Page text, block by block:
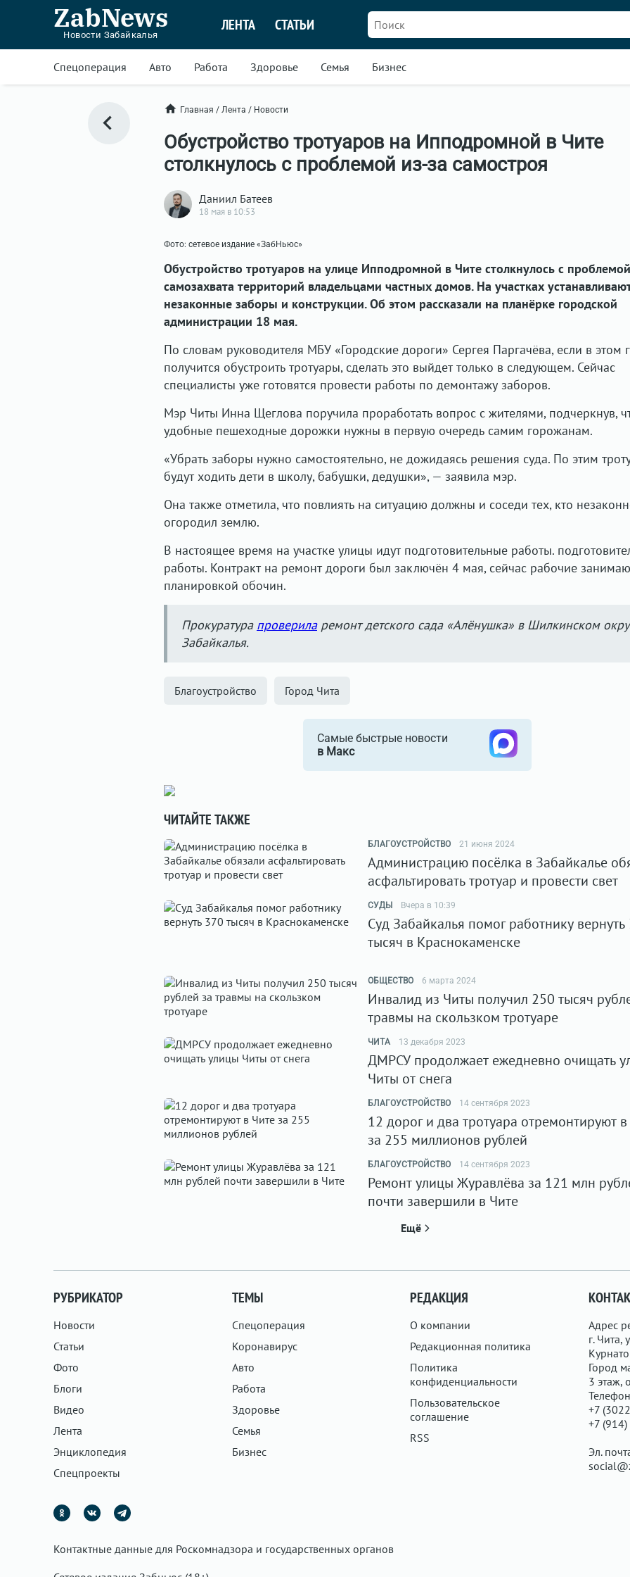
ZabNews
Новости Забайкалья
ЛЕНТА СТАТЬИ
Спецоперация Авто Работа Здоровье Семья Бизнес
Главная / Лента / Новости
Обустройство тротуаров на Ипподромной в Чите
столкнулось с проблемой из-за самостроя
Даниил Батеев
18 мая в 10:53
Фото: сетевое издание «ЗабНьюс»
Обустройство тротуаров на улице Ипподромной в Чите столкнулось с
самозахвата территорий владельцами частных домов. На участках
незаконные заборы и конструкции. Об этом рассказали на планёрке городской
администрации 18 мая.
По словам руководителя МБУ «Городские дороги» Сергея Паргачёва, если в этом
получится обустроить тротуары, сделать это выйдет только в следующем. Сейчас
специалисты уже готовятся провести работы по демонтажу заборов.
Мэр Читы Инна Щеглова поручила проработать вопрос с жителями, подчеркнув,
удобные пешеходные дорожки нужны в первую очередь самим горожанам.
«Убрать заборы нужно самостоятельно, не дожидаясь решения суда. По этим
будут ходить дети в школу, бабушки, дедушки», — заявила мэр.
Она также отметила, что повлиять на ситуацию должны и соседи тех, кто
огородил землю.
В настоящее время на участке улицы идут подготовительные работы.
работы. Контракт на ремонт дороги был заключён 4 мая, сейчас рабочие
планировкой обочин.
Прокуратура провериларемонт детского сада «Алёнушка» в Шилкинском
Забайкалья.
Благоустройство Город Чита
Самые быстрые новости
в Макс
ЧИТАЙТЕ ТАКЖЕ
БЛАГОУСТРОЙСТВО 21 июня 2024
Администрацию посёлка в Забайкалье
асфальтировать тротуар и провести свет
СУДЫ Вчера в 10:39
Суд Забайкалья помог работнику вернуть
тысяч в Краснокаменске
ОБЩЕСТВО 6 марта 2024
Инвалид из Читы получил 250 тысяч
травмы на скользком тротуаре
ЧИТА 13 декабря 2023
ДМРСУ продолжает ежедневно очищать
Читы от снега
БЛАГОУСТРОЙСТВО 14 сентября 2023
12 дорог и два тротуара отремонтируют
за 255 миллионов рублей
БЛАГОУСТРОЙСТВО 14 сентября 2023
Ремонт улицы Журавлёва за 121 млн
почти завершили в Чите
Ещё
РУБРИКАТОР
Новости
Статьи
Фото
Блоги
Видео
Лента
Энциклопедия
Спецпроекты
ТЕМЫ
Спецоперация
Коронавирус
Авто
Работа
Здоровье
Семья
Бизнес
РЕДАКЦИЯ
О компании
Редакционная политика
Политика
конфиденциальности
Пользовательское
соглашение
RSS
Адрес
г. Чита,
Город
3 этаж,
+7
+7
Эл.
Контактные данные для Роскомнадзора и государственных органов